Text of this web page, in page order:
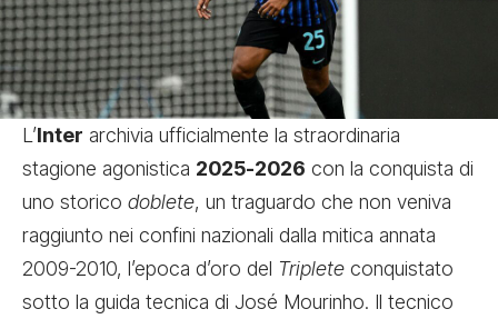
L’Inter archivia ufficialmente la straordinaria
stagione agonistica 2025-2026 con la conquista di
uno storico doblete, un traguardo che non veniva
raggiunto nei confini nazionali dalla mitica annata
2009-2010, l’epoca d’oro del Triplete conquistato
sotto la guida tecnica di José Mourinho. Il tecnico